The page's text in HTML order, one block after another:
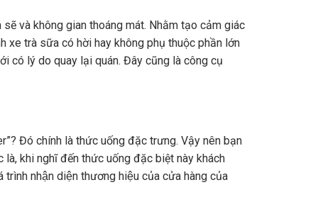
và không gian thoáng mát. Nhằm tạo cảm giác
xe trà sữa có hời hay không phụ thuộc phần lớn
có lý do quay lại quán. Đây cũng là công cụ
Đó chính là thức uống đặc trưng. Vậy nên bạn
khi nghĩ đến thức uống đặc biệt này khách
nhận diện thương hiệu của cửa hàng của